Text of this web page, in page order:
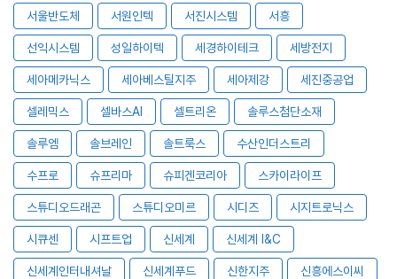
서울반도체 서원인텍 서진시스템 서흥
선익시스템 성일하이텍 세경하이테크 세방전지
세아메카닉스 세아베스틸지주 세아제강 세진중공업
셀레믹스 셀바스AI 셀트리온 솔루스첨단소재
솔루엠 솔브레인 솔트룩스 수산인더스트리
수프로 슈프리마 슈피겐코리아 스카이라이프
스튜디오드래곤 스튜디오미르 시디즈 시지트로닉스
시큐센 시프트업 신세계 신세계 I&C
신세계인터내셔날 신세계푸드 신한지주 신흥에스이씨